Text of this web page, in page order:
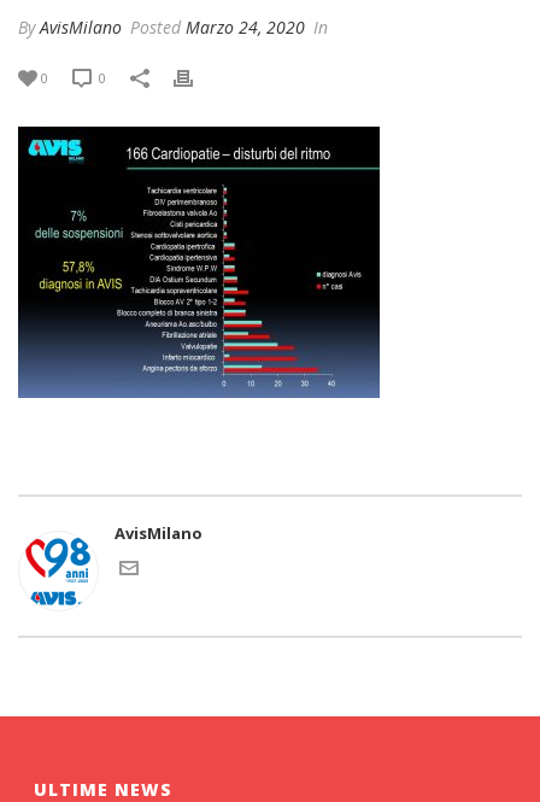
ByAvisMilano Posted Marzo 24, 2020 In
0 0
AvisMilano
ULTIME NEWS